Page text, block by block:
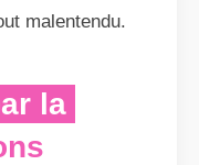
malentendu.
la